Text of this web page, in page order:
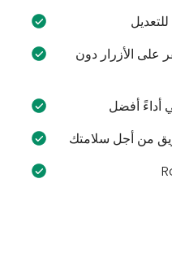
على الأزرار دون
أداءً أفضل
من أجل سلامتك